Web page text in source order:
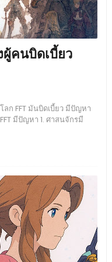
คนบิดเบี้ยว
ลก FFT มันบิดเบี้ยว มีปัญหา
มีปัญหา 1. ศาสนจักรมี